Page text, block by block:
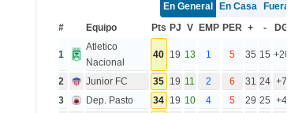
En General En Casa
Fuera
#
Equipo Pts PJ V EMP PER + - DG
1
Atletico
Nacional
40 19 13 1 5 35 15 +20
2 Junior FC 35 19 11 2 6 31 24 +7
3
Dep. Pasto 34 19 10 4 5 29 25 +4